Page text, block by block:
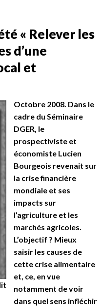
« Relever les
d’une
et
Octobre 2008. Dans le
cadre du Séminaire
DGER, le
prospectiviste et
économiste Lucien
Bourgeois revenait sur
la crise financière
mondiale et ses
impacts sur
l’agriculture et les
marchés agricoles.
L’objectif ? Mieux
saisir les causes de
cette crise alimentaire
et, ce, en vue
notamment de voir
dans quel sens infléchir